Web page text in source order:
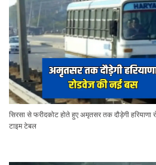
सिरसा से फरीदकोट होते हुए अमृतसर तक दौड़ेगी
टाइम टेबल